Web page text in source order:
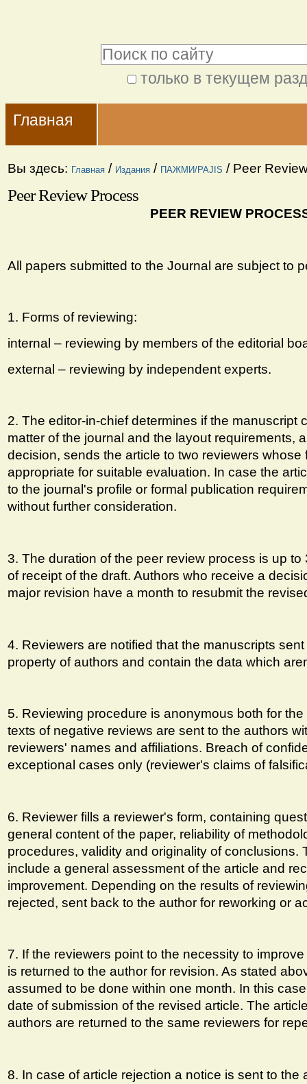
содержимому.
Перейти
навигации
только в текущем
поиск
Navigation
Главная
Вы здесь: Главная / Издания / ПАЖМИ/PAJIS / Peer
Peer Review Process
PEER REVIEW
All papers submitted to the Journal are subject to
1. Forms of reviewing:
internal – reviewing by members of the editorial
external – reviewing by independent experts.
2. The editor-in-chief determines if the manuscript
matter of the journal and the layout requirements,
decision, sends the article to two reviewers whose
appropriate for suitable evaluation. In case the
to the journal's profile or formal publication
without further consideration.
3. The duration of the peer review process is up to
of receipt of the draft. Authors who receive a
major revision have a month to resubmit the
4. Reviewers are notified that the manuscripts
property of authors and contain the data which
5. Reviewing procedure is anonymous both for
texts of negative reviews are sent to the authors
reviewers' names and affiliations. Breach of
exceptional cases only (reviewer's claims of
6. Reviewer fills a reviewer's form, containing
general content of the paper, reliability of
procedures, validity and originality of conclusions.
include a general assessment of the article and
improvement. Depending on the results of
rejected, sent back to the author for reworking or
7. If the reviewers point to the necessity to
is returned to the author for revision. As stated
assumed to be done within one month. In this
date of submission of the revised article. The
authors are returned to the same reviewers for
8. In case of article rejection a notice is sent to the